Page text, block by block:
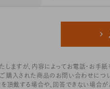
ますが、内容によってお電話・お手紙
購入された商品のお問い合わせにつ
頂戴する場合や、回答できない場合が